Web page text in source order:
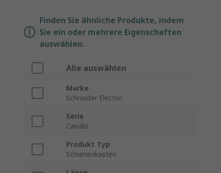
Finden Sie ähnliche Produkte, indem
Sie ein oder mehrere Eigenschaften
auswählen.
Alle auswählen
Marke
Schneider Electric
Serie
Canalis
Produkt Typ
Schienenkasten